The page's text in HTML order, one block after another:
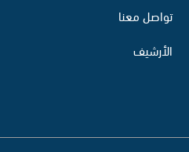
تواصل معنا
الأرشيف